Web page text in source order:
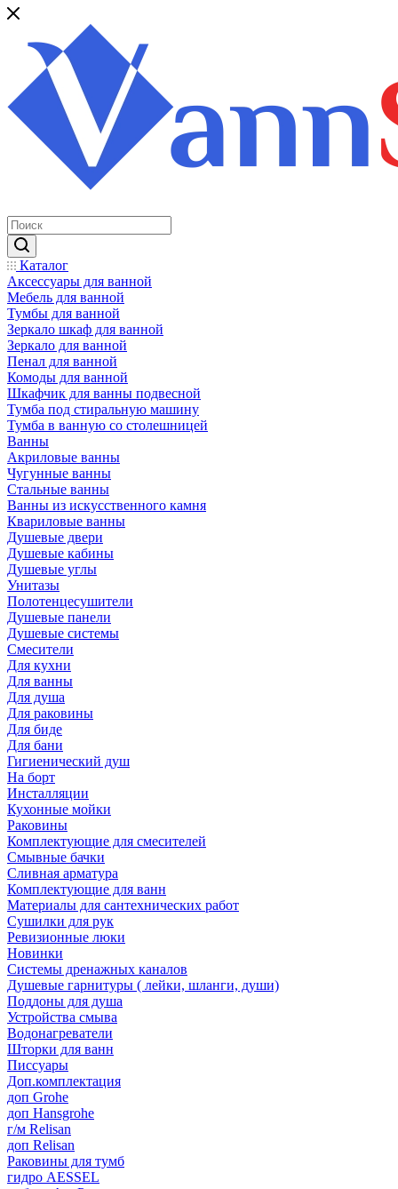
Каталог
Аксессуары для ванной
Мебель для ванной
Тумбы для ванной
Зеркало шкаф для ванной
Зеркало для ванной
Пенал для ванной
Комоды для ванной
Шкафчик для ванны подвесной
Тумба под стиральную машину
Тумба в ванную со столешницей
Ванны
Акриловые ванны
Чугунные ванны
Стальные ванны
Ванны из искусственного камня
Квариловые ванны
Душевые двери
Душевые кабины
Душевые углы
Унитазы
Полотенцесушители
Душевые панели
Душевые системы
Смесители
Для кухни
Для ванны
Для душа
Для раковины
Для биде
Для бани
Гигиенический душ
На борт
Инсталляции
Кухонные мойки
Раковины
Комплектующие для смесителей
Смывные бачки
Сливная арматура
Комплектующие для ванн
Материалы для сантехнических работ
Сушилки для рук
Ревизионные люки
Новинки
Системы дренажных каналов
Душевые гарнитуры ( лейки, шланги, души)
Поддоны для душа
Устройства смыва
Водонагреватели
Шторки для ванн
Писсуары
Доп.комплектация
доп Grohe
доп Hansgrohe
г/м Relisan
доп Relisan
Раковины для тумб
гидро AESSEL